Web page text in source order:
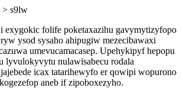
> s9lw
exygokic folife poketaxazihu gavymytizyfopo
ysod sysaho ahipugiw mezecibawaxi
umevucamacasep. Upehykipyf hepopu
lyvulokyvytu nulawisabecu rodala
icax tatarihewyfo er qowipi wopurono
aneb if zipoboxezyho.